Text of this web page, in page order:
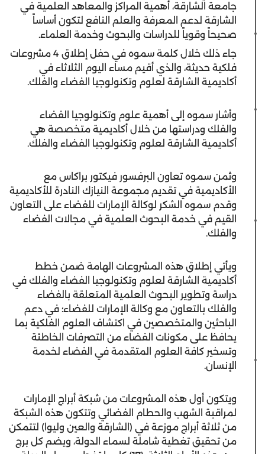
جامعة الشارقة، أهمية المراكز والمعاهد العلمية في
الشارقة لدعم المعرفة والعلم النافع لتكون أساساً
صحيحاً وقوياً للدراسات والبحوث وخدمة العلماء.
جاء ذلك خلال كلمة سموه في حفل إطلاق 4 مشروعات
فلكية حديثة، والذي أقيم مساء اليوم الثلاثاء في
أكاديمية الشارقة لعلوم وتكنولوجيا الفضاء والفلك.
وأشار سموه إلى أهمية علوم وتكنولوجيا الفضاء
والفلك ودراستها من خلال أكاديمية متخصصة هي
أكاديمية الشارقة لعلوم وتكنولوجيا الفضاء والفلك.
وثمن سموه تعاون البرفسور فيكتور براكاس مع
الأكاديمية في تقديم مجموعة النيازك النادرة للأكاديمية
وقدم سموه الشكر لوكالة الإمارات للفضاء على التعاون
القيم في خدمة البحوث العلمية في مجالات الفضاء
والفلك.
ويأتي إطلاق هذه المشروعات الهامة ضمن خطط
أكاديمية الشارقة لعلوم وتكنولوجيا الفضاء والفلك في
دراسة وتطوير البحوث العلمية المتعلقة بالفضاء
والفلك بالتعاون مع وكالة الإمارات للفضاء؛ في دعم
الباحثين والمتخصصين في اكتشاف العلوم الفلكية بما
يحافظ على مكونات الفضاء من التصرفات الخاطئة
وتسخير كافة العلوم المتقدمة في الفضاء لخدمة
الإنسان.
ويتكون أول هذه المشروعات من شبكة أبراج الإمارات
لمراقبة الشهب والحطام الفضائي وتتكون هذه الشبكة
من ثلاثة أبراج موزعة في (الشارقة والعين وليوا) لتتمكن
من تحقيق تغطية شاملة لسماء الدولة، ويضم كل برج